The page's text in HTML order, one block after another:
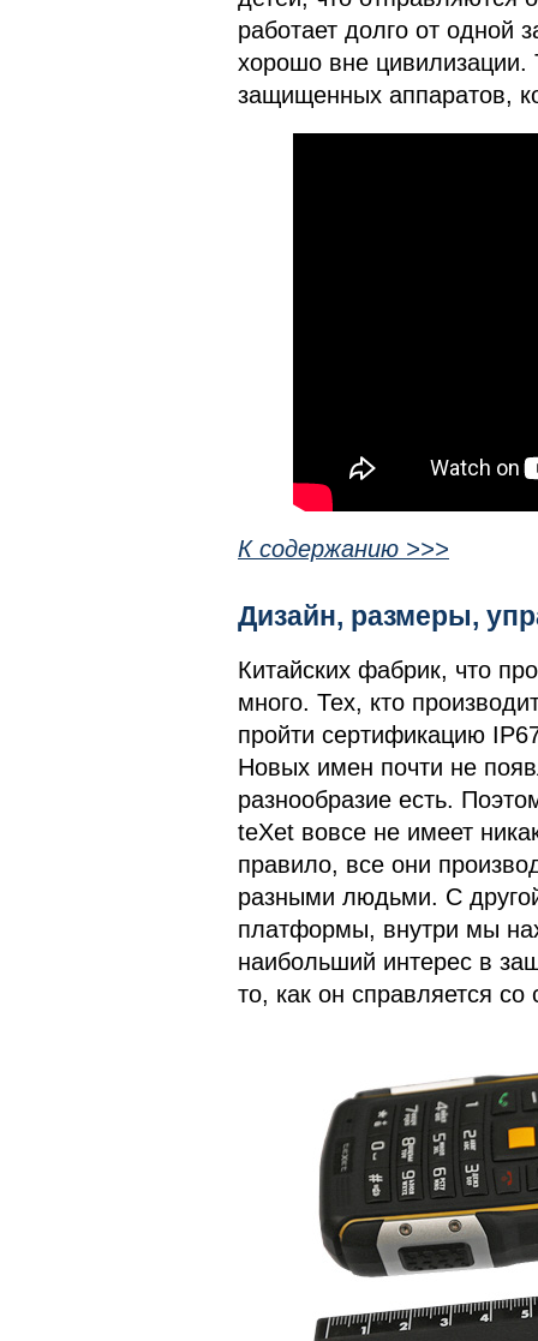
работает долго от одной
хорошо вне цивилизации.
защищенных аппаратов,
К содержанию >>>
Дизайн, размеры,
Китайских фабрик, что
много. Тех, кто
пройти сертификацию
Новых имен почти не
разнообразие есть.
teXet вовсе не имеет
правило, все они
разными людьми. С
платформы, внутри мы
наибольший интерес в
то, как он справляется